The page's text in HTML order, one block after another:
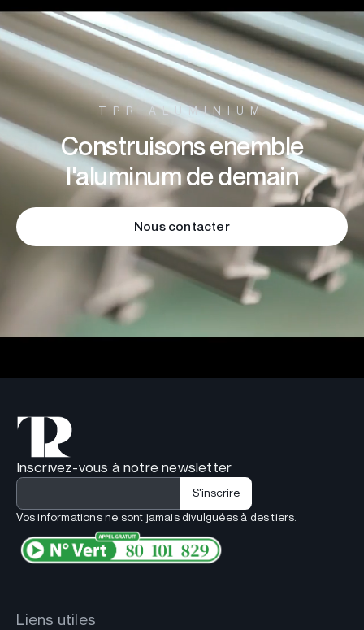
TPR ALUMINIUM
Construisons enemble
l'aluminum de demain
Nous contacter
Inscrivez-vous à notre newsletter
Vos informations ne sont jamais divulguées à des tiers.
Liens utiles